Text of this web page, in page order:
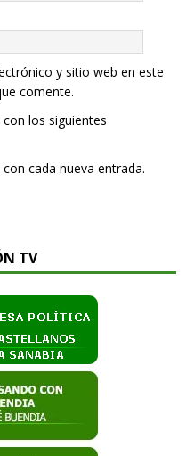
y sitio web en este
comente.
los siguientes
cada nueva entrada.
TV